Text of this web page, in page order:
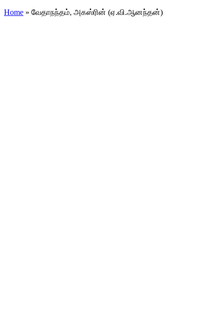
Home » வேதாநந்தம், அகஸ்ரின் (ஏ.வி.ஆனந்தன்)